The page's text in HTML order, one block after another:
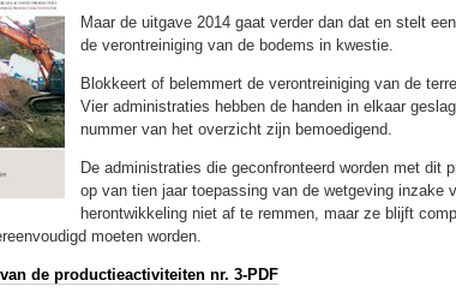
Maar de uitgave 2014 gaat verder dan dat en stelt
de verontreiniging van de bodems in kwestie.
Blokkeert of belemmert de verontreiniging van de
Vier administraties hebben de handen in elkaar
nummer van het overzicht zijn bemoedigend.
De administraties die geconfronteerd worden met dit
op van tien jaar toepassing van de wetgeving inzake
herontwikkeling niet af te remmen, maar ze blijft
moeten worden.
de productieactiviteiten nr. 3-PDF